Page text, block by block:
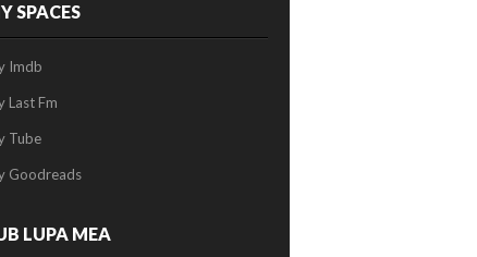
SPACES
Imdb
Last Fm
Tube
Goodreads
LUPA MEA